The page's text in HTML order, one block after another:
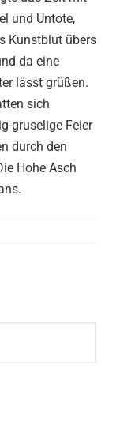
und Untote,
Kunstblut übers
da eine
lässt grüßen.
sich
gruselige Feier
durch den
Hohe Asch